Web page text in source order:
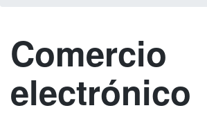
Comercio
electrónico